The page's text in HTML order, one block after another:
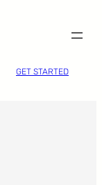
GET STARTED